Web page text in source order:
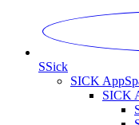
SSick
SICK
SICK